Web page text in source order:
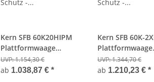
Kern SFB 60K20HIPM
Plattformwaage
IP65/67 Schutz -
60Kg/20g -Hochanzeige
UVP:1.154,30 €
ab 1.038,87 € *
Kern SFB 60K-
Plattformwaage
IP65/67 Schutz -
60Kg/20g -
UVP:1.344,70 €
ab 1.210,23 € *